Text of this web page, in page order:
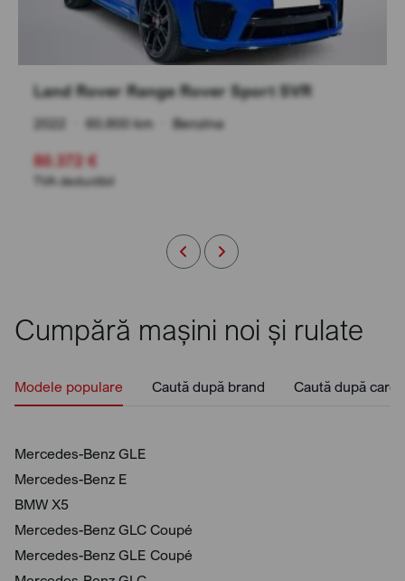
Land Rover Range Rover Sport SVR
2022 60.800 km Benzina
80.372 €
TVA deductibil
Cumpără mașini noi și rulate
Modele populare Caută după brand Caută după
Mercedes-Benz GLE
Mercedes-Benz E
BMW X5
Mercedes-Benz GLC Coupé
Mercedes-Benz GLE Coupé